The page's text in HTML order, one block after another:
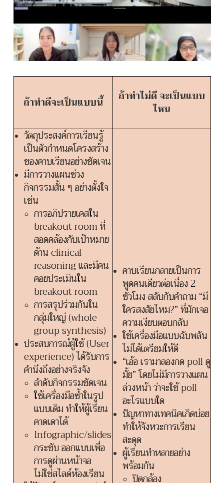
ถ้าทำดีจะเป็นแบบนี้
ถ้าทำไม่ดี จะเป็นแบบ
ไหน
วัตถุประสงค์การเรียนรู้
เป็นตัวกำหนดโครงสร้าง
ของคาบเรียนอย่างชัดเจน
มีการวางแผนช่วง
กิจกรรมสั้น ๆ อย่างตั้งใจ
เช่น
การอภิปรายเคสใน
breakout room ที่
สอดคล้องกับเป้าหมาย
ด้าน clinical
reasoning และมีคน
คอยประเมินใน
breakout room
การสรุปร่วมกันใน
กลุ่มใหญ่ (whole
group synthesis)
ประสบการณ์ผู้ใช้ (User
experience) ได้รับการ
คำนึงถึงอย่างจริงจัง
ลำดับกิจกรรมชัดเจน
ใช้เครื่องมือซ้ำในรูป
แบบเดิม ทำให้ผู้เรียน
คาดเดาได้
Infographic/slides
กระชับ ออกแบบเพื่อ
การดูผ่านหน้าจอ
ไม่ใช่สไลด์ห้องเรียน
คาบเรียนกลายเป็นการ
พูดคนเดียวต่อเนื่อง 2
ชั่วโมง สลับกับคำถาม “มี
ใครสงสัยไหม?” ที่มักเจอ
ความเงียบตอบกลับ
ใช้เครื่องมือแบบฉับพลัน
ไม่ได้เตรียมให้ดี
“เอ้อ เรามาลองกด poll ดู
มั้ย” โดยไม่มีการวางแผน
ล่วงหน้า ว่าจะใช้ poll
อะไรแบบใด
ปัญหาทางเทคนิคเกิดบ่อย
ทำให้จังหวะการเรียน
สะดุด
ผู้เรียนทำหลายอย่าง
พร้อมกัน
ปิดกล้อง